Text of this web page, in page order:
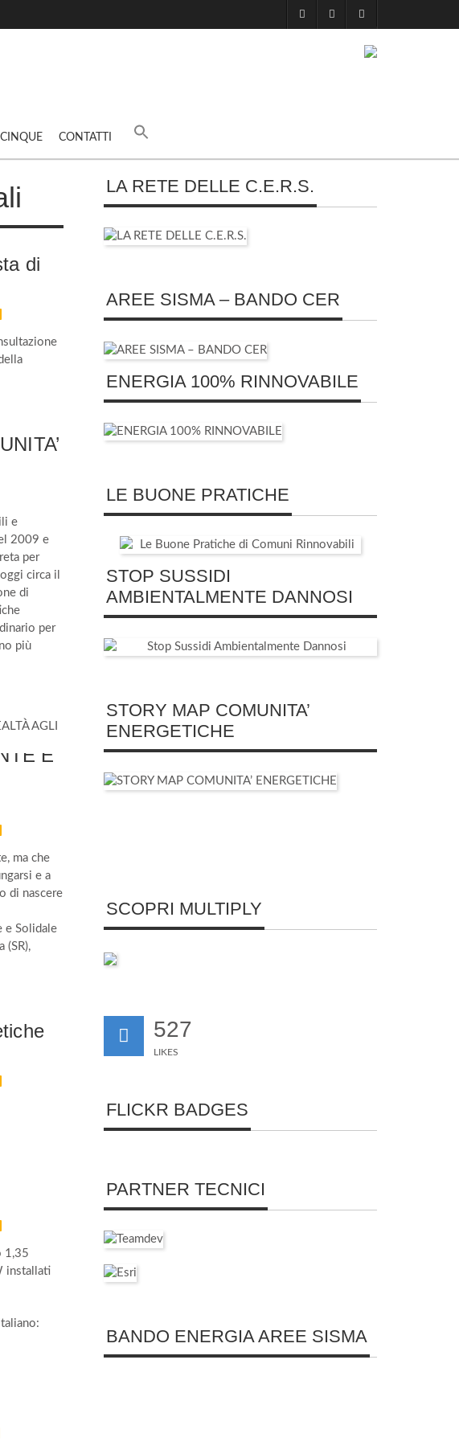
CONTATTI
di
e
2009 e
per
circa il
di
per
più
E
ma che
e a
di nascere
e Solidale
(SR),
1,35
installati
LA RETE DELLE C.E.R.S.
AREE SISMA – BANDO CER
ENERGIA 100% RINNOVABILE
LE BUONE PRATICHE
STOP SUSSIDI
AMBIENTALMENTE DANNOSI
STORY MAP COMUNITA’
ENERGETICHE
SCOPRI MULTIPLY
527
LIKES
FLICKR BADGES
PARTNER TECNICI
BANDO ENERGIA AREE SISMA